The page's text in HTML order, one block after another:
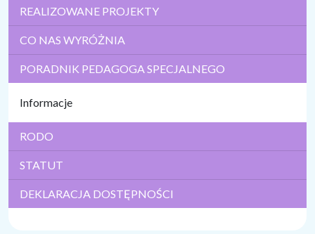
REALIZOWANE PROJEKTY
CO NAS WYRÓŻNIA
PORADNIK PEDAGOGA SPECJALNEGO
Informacje
RODO
STATUT
DEKLARACJA DOSTĘPNOŚCI